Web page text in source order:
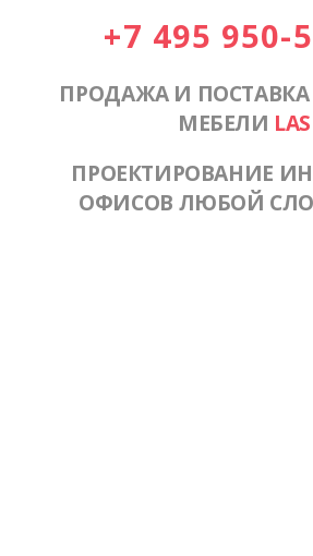
+7 495 950-
ПРОДАЖА И
МЕБЕЛИ LAS
ПРОЕКТИРОВАНИЕ
ОФИСОВ ЛЮБОЙ